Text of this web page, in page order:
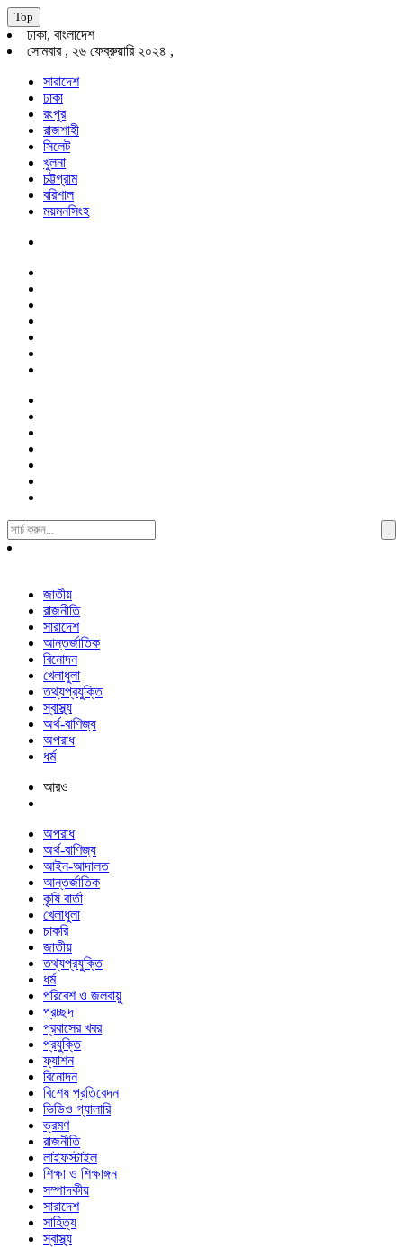
Top
ঢাকা, বাংলাদেশ
সোমবার , ২৬ ফেব্রুয়ারি ২০২৪ ,
সারাদেশ
ঢাকা
রংপুর
রাজশাহী
সিলেট
খুলনা
চট্টগ্রাম
বরিশাল
ময়মনসিংহ
Search
For:
জাতীয়
রাজনীতি
সারাদেশ
আন্তর্জাতিক
বিনোদন
খেলাধুলা
তথ্যপ্রযুক্তি
স্বাস্থ্য
অর্থ-বাণিজ্য
অপরাধ
ধর্ম
আরও
অপরাধ
অর্থ-বাণিজ্য
আইন-আদালত
আন্তর্জাতিক
কৃষি বার্তা
খেলাধুলা
চাকরি
জাতীয়
তথ্যপ্রযুক্তি
ধর্ম
পরিবেশ ও জলবায়ু
প্রচ্ছদ
প্রবাসের খবর
প্রযুক্তি
ফ্যাশন
বিনোদন
বিশেষ প্রতিবেদন
ভিডিও গ্যালারি
ভ্রমণ
রাজনীতি
লাইফস্টাইল
শিক্ষা ও শিক্ষাঙ্গন
সম্পাদকীয়
সারাদেশ
সাহিত্য
স্বাস্থ্য